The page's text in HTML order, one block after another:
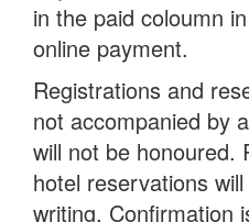
in the paid coloumn
online payment.
Registrations and
not accompanied by
will not be honoured.
hotel reservations
writing. Confirmation